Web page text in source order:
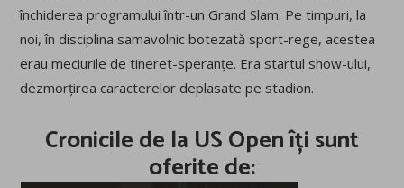
închiderea programului într-un Grand Slam. Pe timpuri, la
noi, în disciplina samavolnic botezată sport-rege, acestea
erau meciurile de tineret-speranțe. Era startul show-ului,
dezmorțirea caracterelor deplasate pe stadion.
Cronicile de la US Open îți sunt
oferite de: